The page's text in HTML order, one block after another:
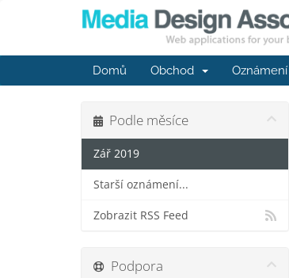
Domů Obchod Oznámení
Podle měsíce
Zář 2019
Starší oznámení...
Zobrazit RSS Feed
Podpora